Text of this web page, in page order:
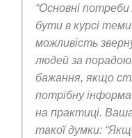
“Основні потреби
бути в курсі
можливість
людей за
бажання, якщо
потрібну
на практиці.
такої думки: